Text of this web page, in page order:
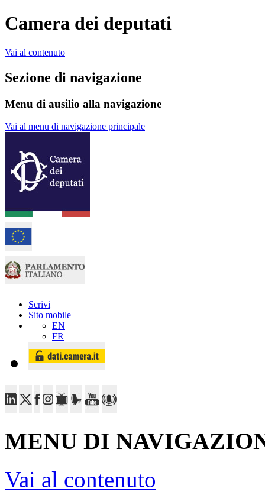
Camera dei deputati
Vai al contenuto
Sezione di navigazione
Menu di ausilio alla navigazione
Vai al menu di navigazione principale
Scrivi
Sito mobile
EN
FR
MENU DI
Vai al contenuto